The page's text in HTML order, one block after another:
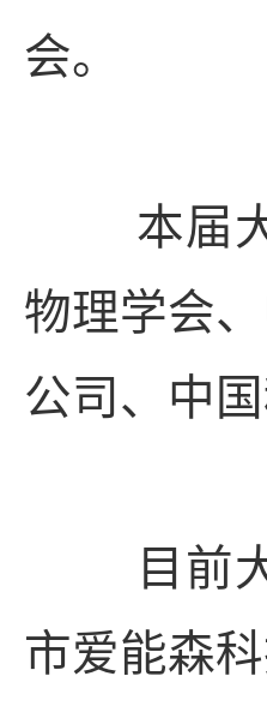
会。
本届大
物理学会
公司、中
目前大
市爱能森